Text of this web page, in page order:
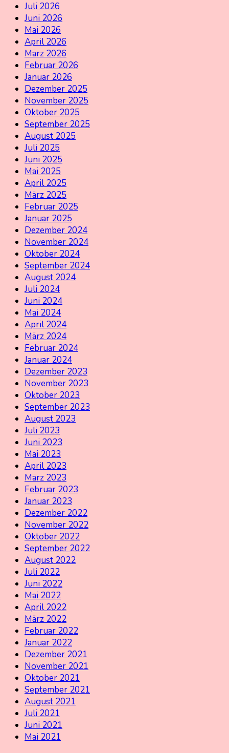
Juli 2026
Juni 2026
Mai 2026
April 2026
März 2026
Februar 2026
Januar 2026
Dezember 2025
November 2025
Oktober 2025
September 2025
August 2025
Juli 2025
Juni 2025
Mai 2025
April 2025
März 2025
Februar 2025
Januar 2025
Dezember 2024
November 2024
Oktober 2024
September 2024
August 2024
Juli 2024
Juni 2024
Mai 2024
April 2024
März 2024
Februar 2024
Januar 2024
Dezember 2023
November 2023
Oktober 2023
September 2023
August 2023
Juli 2023
Juni 2023
Mai 2023
April 2023
März 2023
Februar 2023
Januar 2023
Dezember 2022
November 2022
Oktober 2022
September 2022
August 2022
Juli 2022
Juni 2022
Mai 2022
April 2022
März 2022
Februar 2022
Januar 2022
Dezember 2021
November 2021
Oktober 2021
September 2021
August 2021
Juli 2021
Juni 2021
Mai 2021